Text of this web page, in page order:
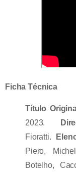
Ficha Técnica
Título
2023.
Fioratti.
Piero,
Botelho,